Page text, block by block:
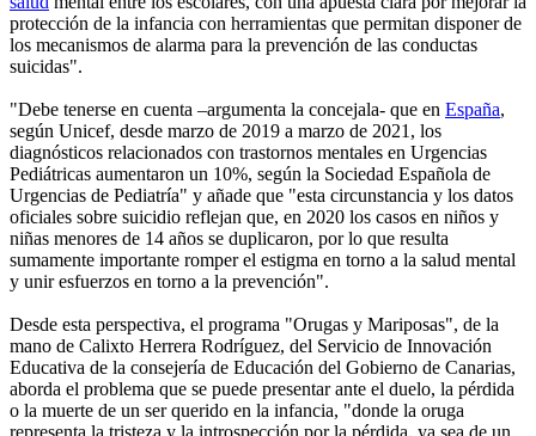
protección de la infancia con herramientas que permitan disponer de
los mecanismos de alarma para la prevención de las conductas
suicidas".
"Debe tenerse en cuenta –argumenta la concejala- que en España,
según Unicef, desde marzo de 2019 a marzo de 2021, los
diagnósticos relacionados con trastornos mentales en Urgencias
Pediátricas aumentaron un 10%, según la Sociedad Española de
Urgencias de Pediatría" y añade que "esta circunstancia y los datos
oficiales sobre suicidio reflejan que, en 2020 los casos en niños y
niñas menores de 14 años se duplicaron, por lo que resulta
sumamente importante romper el estigma en torno a la salud mental
y unir esfuerzos en torno a la prevención".
Desde esta perspectiva, el programa "Orugas y Mariposas", de la
mano de Calixto Herrera Rodríguez, del Servicio de Innovación
Educativa de la consejería de Educación del Gobierno de Canarias,
aborda el problema que se puede presentar ante el duelo, la pérdida
o la muerte de un ser querido en la infancia, "donde la oruga